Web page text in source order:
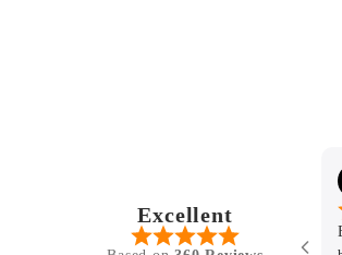
Excellent